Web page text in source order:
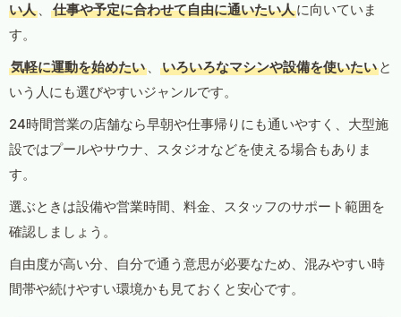
い人 、 仕事や予定に合わせて自由に通いたい人に向いていま
す。
気軽に運動を始めたい 、 いろいろなマシンや設備を使いたい と
いう人にも選びやすいジャンルです。
24時間営業の店舗なら早朝や仕事帰りにも通いやすく、大型施
設ではプールやサウナ、スタジオなどを使える場合もありま
す。
選ぶときは設備や営業時間、料金、スタッフのサポート範囲を
確認しましょう。
自由度が高い分、自分で通う意思が必要なため、混みやすい時
間帯や続けやすい環境かも見ておくと安心です。